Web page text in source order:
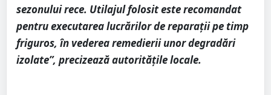
sezonului rece. Utilajul folosit este recomandat
pentru executarea lucrărilor de reparații pe timp
friguros, în vederea remedierii unor degradări
izolate”, precizează autoritățile locale.